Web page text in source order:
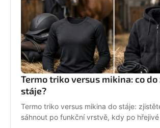
Termo triko versus mikina: co
stáje?
Termo triko versus mikina do stáje:
sáhnout po funkční vrstvě, kdy po